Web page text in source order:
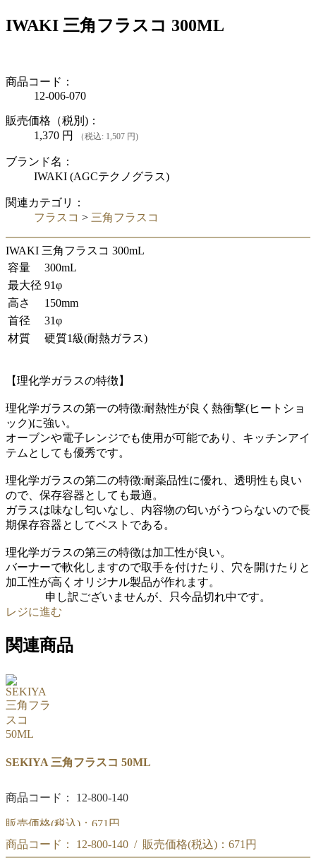
IWAKI 三角フラスコ 300ML
商品コード：
12-006-070
販売価格（税別)：
1,370 円 （税込: 1,507 円)
ブランド名：
IWAKI (AGCテクノグラス)
関連カテゴリ：
フラスコ > 三角フラスコ
IWAKI 三角フラスコ 300mL
容量
300mL
最大径 91φ
高さ
150mm
首径
31φ
材質
硬質1級(耐熱ガラス)
【理化学ガラスの特徴】
理化学ガラスの第一の特徴:耐熱性が良く熱衝撃(ヒートショ
ック)に強い。
オーブンや電子レンジでも使用が可能であり、キッチンアイ
テムとしても優秀です。
理化学ガラスの第二の特徴:耐薬品性に優れ、透明性も良い
ので、保存容器としても最適。
ガラスは味なし匂いなし、内容物の匂いがうつらないので長
期保存容器としてベストである。
理化学ガラスの第三の特徴は加工性が良い。
バーナーで軟化しますので取手を付けたり、穴を開けたりと
加工性が高くオリジナル製品が作れます。
申し訳ございませんが、只今品切れ中です。
レジに進む
関連商品
SEKIYA 三角フラスコ 50ML
商品コード： 12-800-140
販売価格(税込)： 671円
SEKIYA 三角フラスコ 50ML
商品コード： 12-800-140 / 販売価格(税込)： 671円